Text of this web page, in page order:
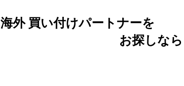
海外 買い付けパートナーを
お探しなら